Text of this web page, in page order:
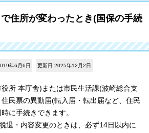
住所が変わったとき(国保の手続
年6月6日 更新日 2025年12月2日
所 本庁舎)または市民生活課(波崎総合支
民票の異動届(転入届・転出届など、住民
に手続きできます。
退・内容変更のときは、必ず14日以内に